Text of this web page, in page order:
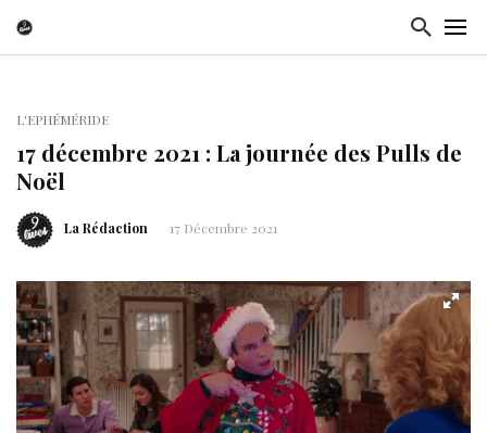
L'EPHÉMÉRIDE
17 décembre 2021 : La journée des Pulls de
Noël
La Rédaction 17 Décembre 2021